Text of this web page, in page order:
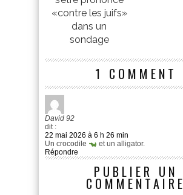
«contre les juifs»
dans un
sondage
1 COMMENT
David 92
dit :
22 mai 2026 à 6 h 26 min
Un crocodile
et un alligator.
Répondre
PUBLIER UN
COMMENTAIRE